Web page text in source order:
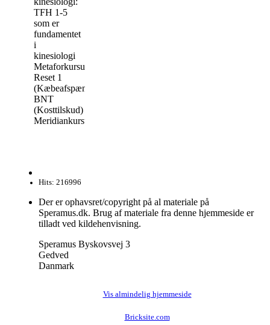
TFH 1-5
som er
fundamentet
i
kinesiologi
Metaforkursus
Reset 1
(Kæbeafspænding)
BNT
(Kosttilskud)
Meridiankursus
Hits: 216996
Der er ophavsret/copyright på al materiale på
Speramus.dk. Brug af materiale fra denne hjemmeside er
tilladt ved kildehenvisning.
Speramus Byskovsvej 3
Gedved
Danmark
Vis almindelig hjemmeside
Bricksite.com